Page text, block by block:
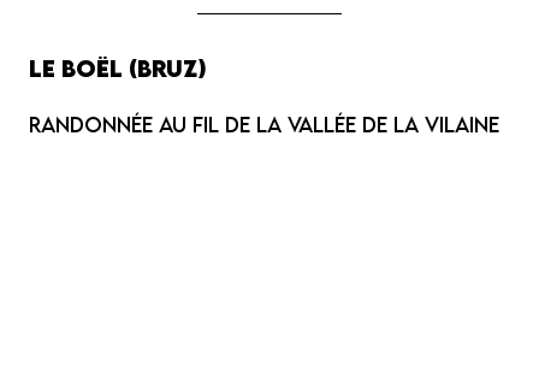
Le Boël (Bruz)
Randonnée au fil de la vallée de la Vilaine